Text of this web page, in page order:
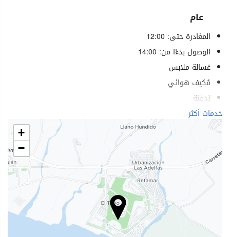
عام
المغادرة حتى: 12:00
الوصول بدءًا من: 14:00
غسالة ملابس
مُكيف هوائي
تدفئة
مصعد
مواجه للشاطئ
خدمات لذوي الاحتياجات الخاصة
غرف لغير المدخنين
ممنوع التدخين في كل الأماكن
منطقة تدخين
لا يسمح بدخول الحيوانات الأليفة
الرفاهية
خدمات أكثر
+
−